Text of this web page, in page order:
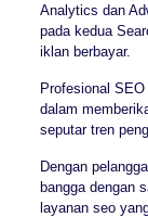
Analytics dan
pada kedua
iklan berbayar.
Profesional
dalam
seputar tren
Dengan
bangga dengan
layanan seo